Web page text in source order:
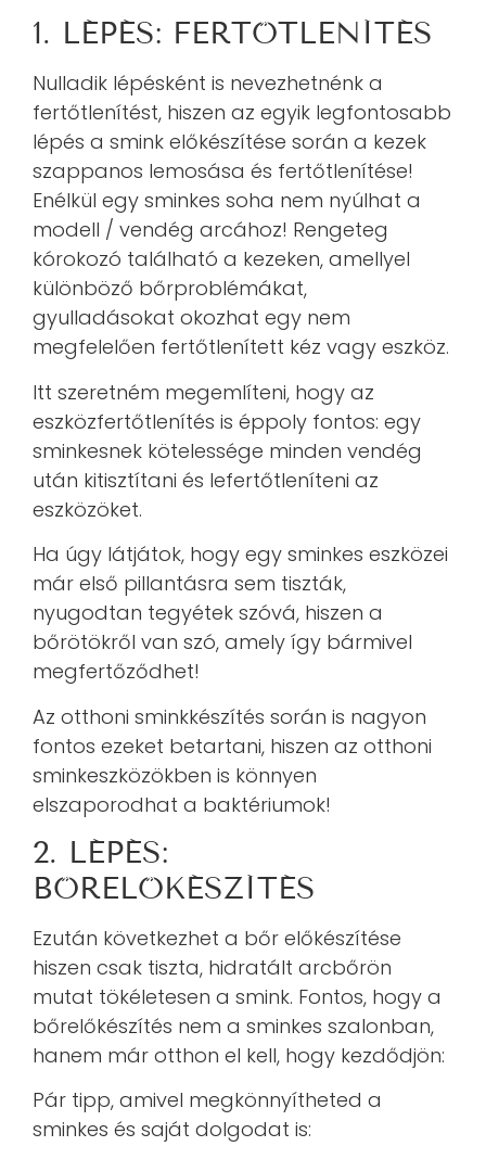
1. LÉPÉS: FERTŐTLENÍTÉS
Nulladik lépésként is nevezhetnénk a
fertőtlenítést, hiszen az egyik legfontosabb
lépés a smink előkészítése során a kezek
szappanos lemosása és fertőtlenítése!
Enélkül egy sminkes soha nem nyúlhat a
modell / vendég arcához! Rengeteg
kórokozó található a kezeken, amellyel
különböző bőrproblémákat,
gyulladásokat okozhat egy nem
megfelelően fertőtlenített kéz vagy eszköz.
Itt szeretném megemlíteni, hogy az
eszközfertőtlenítés is éppoly fontos: egy
sminkesnek kötelessége minden vendég
után kitisztítani és lefertőtleníteni az
eszközöket.
Ha úgy látjátok, hogy egy sminkes eszközei
már első pillantásra sem tiszták,
nyugodtan tegyétek szóvá, hiszen a
bőrötökről van szó, amely így bármivel
megfertőződhet!
Az otthoni sminkkészítés során is nagyon
fontos ezeket betartani, hiszen az otthoni
sminkeszközökben is könnyen
elszaporodhat a baktériumok!
2. LÉPÉS:
BŐRELŐKÉSZÍTÉS
Ezután következhet a bőr előkészítése
hiszen csak tiszta, hidratált arcbőrön
mutat tökéletesen a smink. Fontos, hogy a
bőrelőkészítés nem a sminkes szalonban,
hanem már otthon el kell, hogy kezdődjön:
Pár tipp, amivel megkönnyítheted a
sminkes és saját dolgodat is: